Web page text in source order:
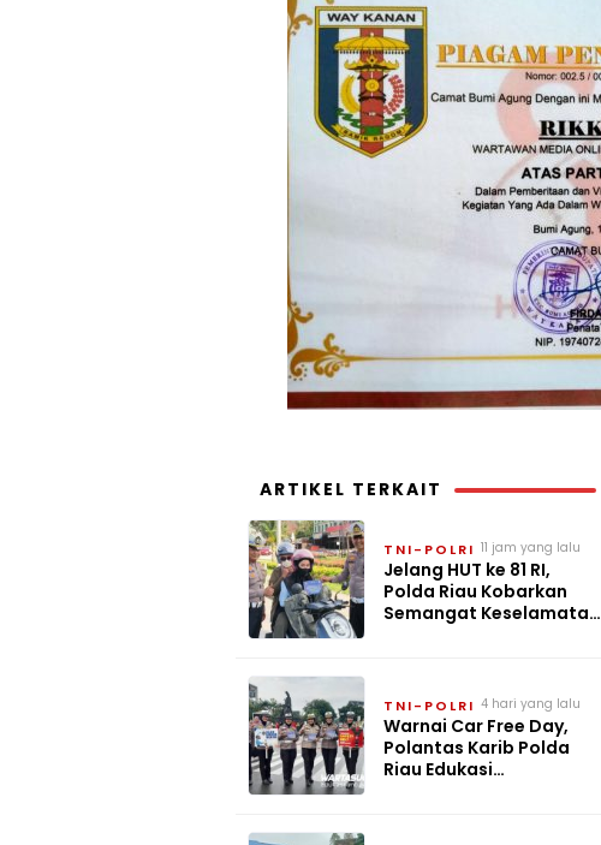
ARTIKEL TERKAIT
TNI-POLRI 11 jam yang lalu
Jelang HUT ke 81 RI,
Polda Riau Kobarkan
Semangat Keselamatan
TNI-POLRI 4 hari yang lalu
Warnai Car Free Day,
Polantas Karib Polda
Riau Edukasi